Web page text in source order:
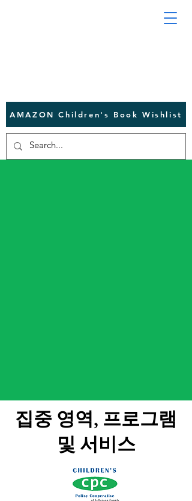
AMAZON Children's Book Wishlist
집중 영역, 프로그램
및 서비스